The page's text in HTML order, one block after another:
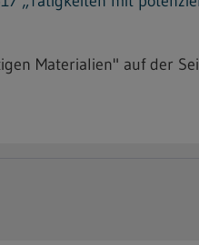
Materialien" auf der